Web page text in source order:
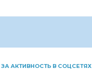
АКТИВНОСТЬ В СОЦСЕТЯХ